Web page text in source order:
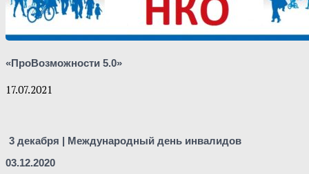
«ПроВозможности 5.0»
17.07.2021
3 декабря | Международный день инвалидов
03.12.2020